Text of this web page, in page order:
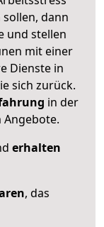
dann
und stellen
mit einer
Dienste in
sich zurück.
in der
Angebote.
erhalten
, das